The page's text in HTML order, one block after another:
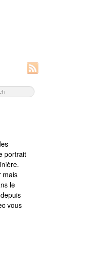
portrait
mais
le
vous